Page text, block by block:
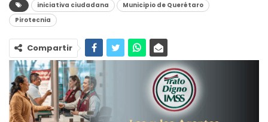
iniciativa ciudadana
Municipio de Querétaro
Pirotecnia
Compartir